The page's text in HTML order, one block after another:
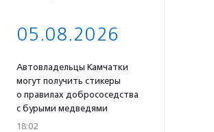
05.08.2026
Автовладельцы Камчатки
могут получить стикеры
о правилах добрососедства
с бурыми медведями
18:02